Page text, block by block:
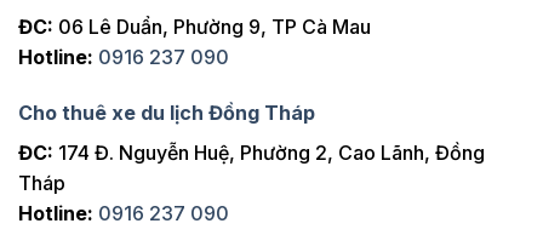
ĐC: 06 Lê Duẩn, Phường 9, TP Cà Mau
Hotline: 0916 237 090
Cho thuê xe du lịch Đồng Tháp
ĐC: 174 Đ. Nguyễn Huệ, Phường 2, Cao Lãnh, Đồng
Tháp
Hotline: 0916 237 090